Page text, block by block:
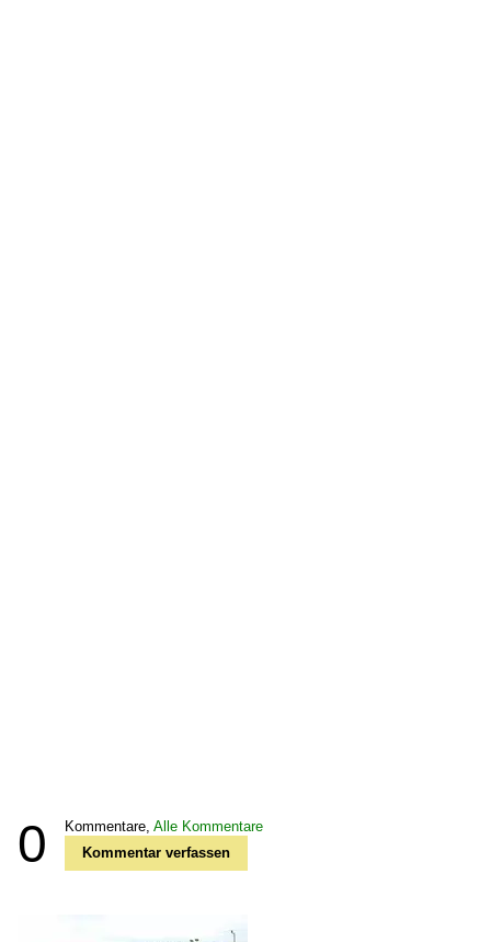
0 Kommentare, Alle Kommentare
Kommentar verfassen